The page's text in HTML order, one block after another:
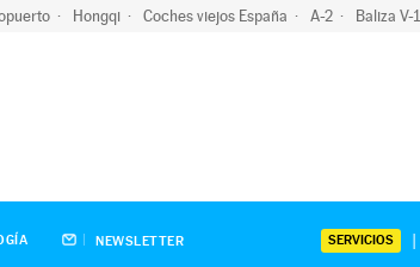
Hongqi Coches viejos España A-2 Baliza V-
NEWSLETTER SERVICIOS